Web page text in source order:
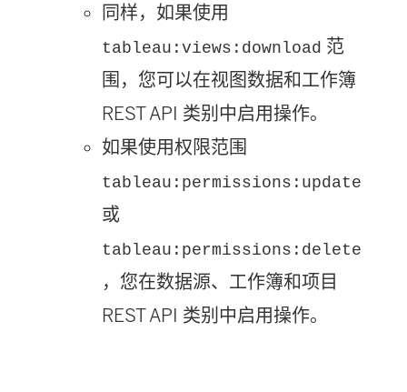
同样，如果使用
tableau:views:download 范
围，您可以在视图数据和工作簿
REST API 类别中启用操作。
如果使用权限范围
tableau:permissions:update
或
tableau:permissions:delete
，您在数据源、工作簿和项目
REST API 类别中启用操作。